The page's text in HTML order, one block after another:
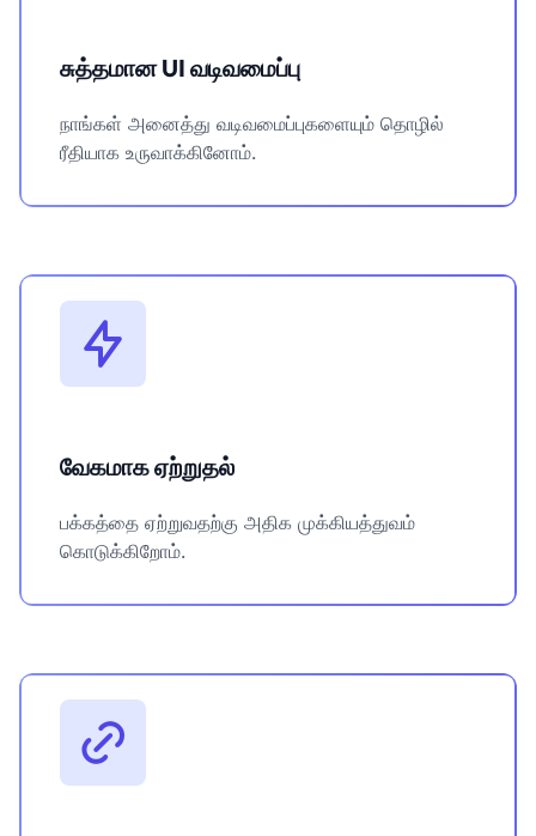
சுத்தமான UI வடிவமைப்பு
நாங்கள் அனைத்து வடிவமைப்புகளையும் தொழில்
ரீதியாக உருவாக்கினோம்.
வேகமாக ஏற்றுதல்
பக்கத்தை ஏற்றுவதற்கு அதிக முக்கியத்துவம்
கொடுக்கிறோம்.